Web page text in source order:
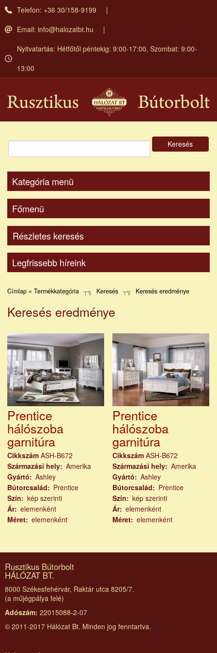
Ugrás
Telefon: +36 30/158-9199
Email: info@halozatbt.hu
Nyitvatartás: Hétfőtől péntekig: 9:00-17:00, Szombat: 9:00-
13:00
Keresés
Kategória menü
Főmenü
Részletes keresés
Legfrissebb híreink
Címlap » Termékkategória Keresés Keresés eredménye
Keresés eredménye
Prentice
hálószoba
garnitúra
Cikkszám ASH-B672
Származási hely Amerika
Gyártó
Ashley
Bútorcsalád
Prentice
Szín
kép szerinti
Ár elemenként
Méret elemenként
Prentice
hálószoba
garnitúra
Cikkszám ASH-B672
Származási hely
Amerika
Gyártó
Ashley
Bútorcsalád
Prentice
Szín
kép szerinti
Ár
elemenként
Méret
elemenként
Rusztikus Bútorbolt
HÁLÓZAT BT.
8000 Székesfehérvár, Raktár utca 8205/7.
(a műjégpálya felé)
Adószám: 22015088-2-07
© 2011-2017 Hálózat Bt. Minden jog fenntartva.